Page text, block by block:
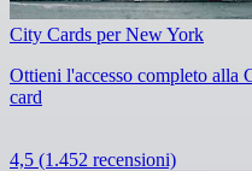
City Cards per New York
Ottieni l'accesso completo alla
card
4,5 (1.452 recensioni)